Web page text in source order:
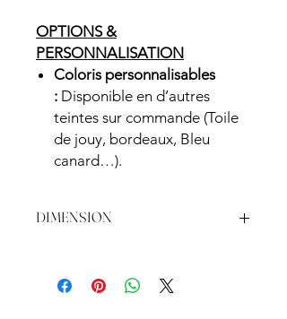
OPTIONS &
PERSONNALISATION
Coloris personnalisables
: Disponible en d’autres
teintes sur commande (Toile
de jouy, bordeaux, Bleu
canard…).
DIMENSION
Structure : Métal doré
Coloris :